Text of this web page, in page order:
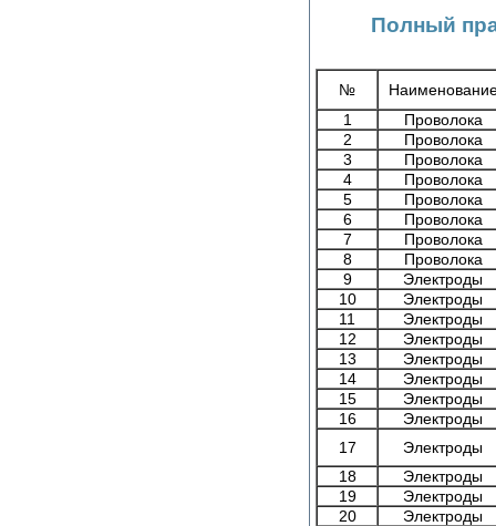
Полный
№
1
Проволока
2
Проволока
3
Проволока
4
Проволока
5
Проволока
6
Проволока
7
Проволока
8
Проволока
9
Электроды
10
Электроды
11
Электроды
12
Электроды
13
Электроды
14
Электроды
15
Электроды
16
Электроды
17
Электроды
18
Электроды
19
Электроды
20
Электроды